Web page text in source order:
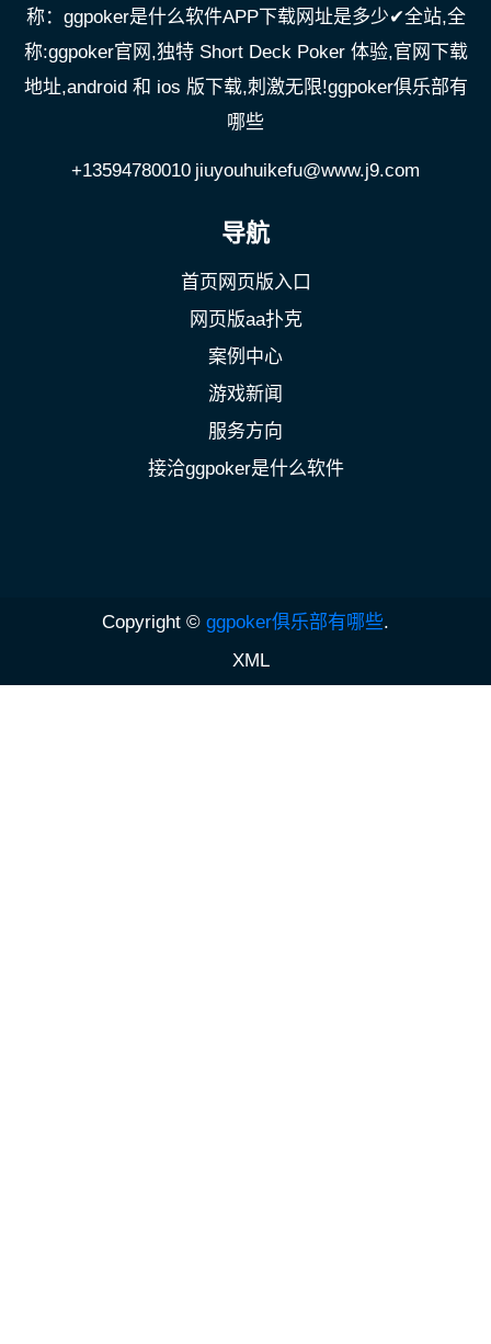
称：ggpoker是什么软件APP下载网址是多少✔全站,全
称:ggpoker官网,独特 Short Deck Poker 体验,官网下载
地址,android 和 ios 版下载,刺激无限!ggpoker俱乐部有
哪些
+13594780010 jiuyouhuikefu@www.j9.com
导航
首页网页版入口
网页版aa扑克
案例中心
游戏新闻
服务方向
接洽ggpoker是什么软件
Copyright © ggpoker俱乐部有哪些.
XML